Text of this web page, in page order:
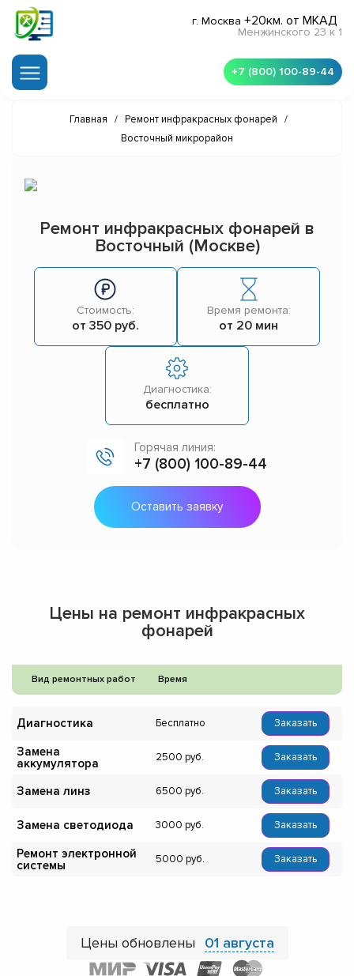
г. Москва +20км. от МКАД
Менжинского 23 к 1
+7 (800) 100-89-44
Главная / Ремонт инфракрасных фонарей
/
Восточный микрорайон
Ремонт инфракрасных фонарей в
Восточный (Москве)
Стоимость:
от 350 руб.
Время ремонта:
от 20 мин
Диагностика:
бесплатно
Горячая линия:
+7 (800) 100-89-44
Оставить заявку
Цены на ремонт инфракрасных
фонарей
Вид ремонтных работ Время
Диагностика Бесплатно Заказать
Замена
аккумулятора
2500 Заказать
Замена линз 6500 Заказать
Замена светодиода 3000 Заказать
Ремонт электронной
системы
5000 Заказать
Цены обновлены 01 августа